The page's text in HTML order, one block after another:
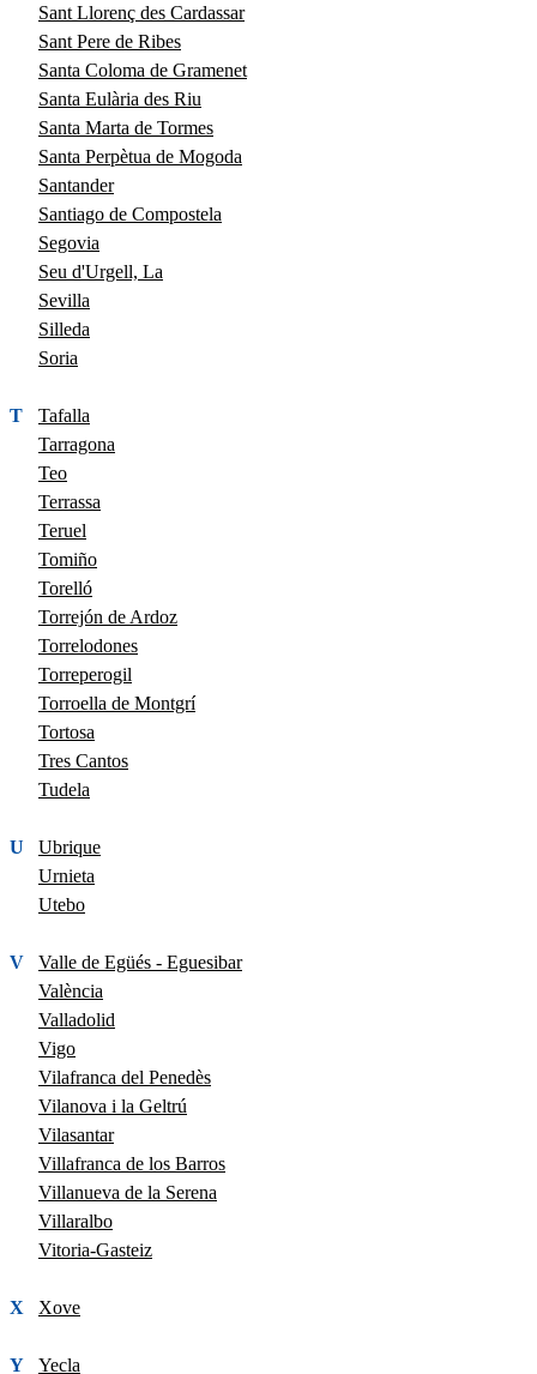
Sant Llorenç des Cardassar
Sant Pere de Ribes
Santa Coloma de Gramenet
Santa Eulària des Riu
Santa Marta de Tormes
Santa Perpètua de Mogoda
Santander
Santiago de Compostela
Segovia
Seu d'Urgell, La
Sevilla
Silleda
Soria
T
Tafalla
Tarragona
Teo
Terrassa
Teruel
Tomiño
Torelló
Torrejón de Ardoz
Torrelodones
Torreperogil
Torroella de Montgrí
Tortosa
Tres Cantos
Tudela
U
Ubrique
Urnieta
Utebo
V
Valle de Egüés - Eguesibar
València
Valladolid
Vigo
Vilafranca del Penedès
Vilanova i la Geltrú
Vilasantar
Villafranca de los Barros
Villanueva de la Serena
Villaralbo
Vitoria-Gasteiz
X Xove
Y Yecla